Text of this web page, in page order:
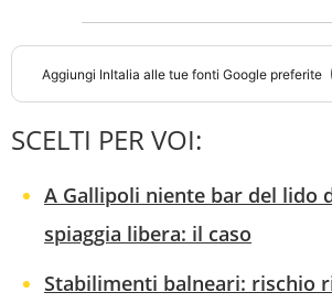
Aggiungi InItalia alle tue fonti Google preferite
SCELTI PER VOI:
A Gallipoli niente bar del lido
spiaggia libera: il caso
Stabilimenti balneari: rischio